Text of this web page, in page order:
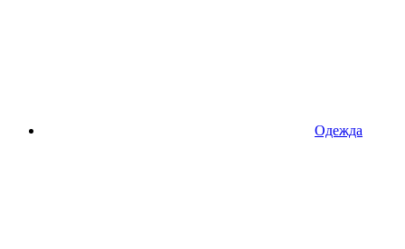
Одежда